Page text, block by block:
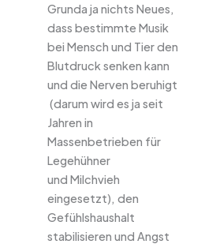
Grunda ja nichts Neues,
dass bestimmte Musik
bei Mensch und Tier den
Blutdruck senken kann
und die Nerven beruhigt
(darum wird es ja seit
Jahren in
Massenbetrieben für
Legehühner
und Milchvieh
eingesetzt), den
Gefühlshaushalt
stabilisieren und Angst